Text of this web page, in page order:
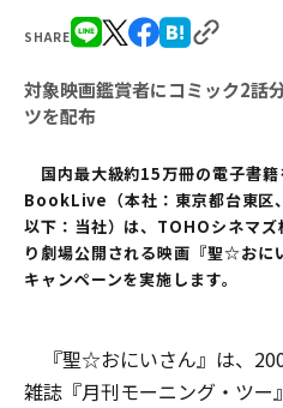
SHARE
対象映画鑑賞者にコミック2話
ツを配布
国内最大級約15万冊の電子書籍
BookLive（本社：東京都台東区
以下：当社）は、TOHOシネマ
り劇場公開される映画『聖☆おに
キャンペーンを実施します。
『聖☆おにいさん』は、
雑誌『月刊モーニング・ツ